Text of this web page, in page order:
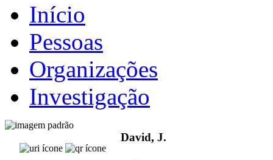
Início
Pessoas
Organizações
Investigação
David, J.